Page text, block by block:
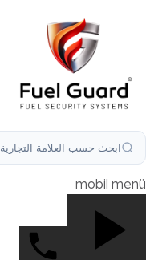
ابحث باستخدام رمز المنتج...
mobil menü